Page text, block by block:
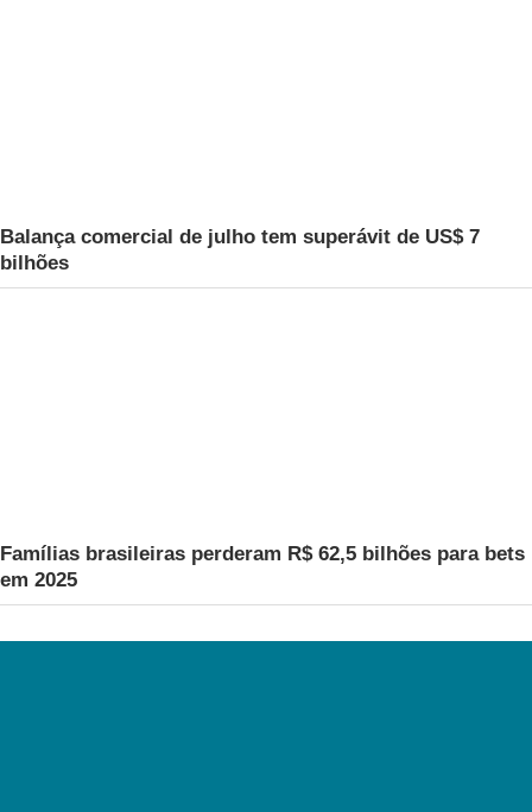
Balança comercial de julho tem superávit de US$ 7
bilhões
Famílias brasileiras perderam R$ 62,5 bilhões para bets
em 2025